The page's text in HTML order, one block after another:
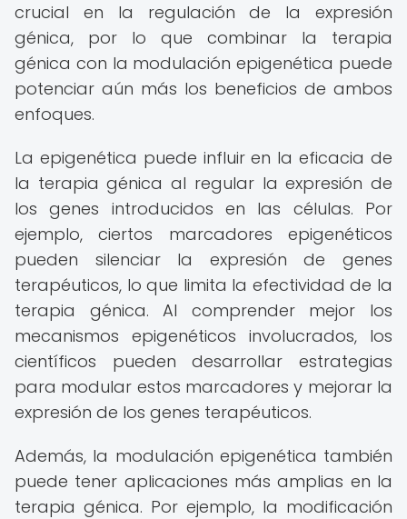
crucial en la regulación de la expresión
génica, por lo que combinar la terapia
génica con la modulación epigenética puede
potenciar aún más los beneficios de ambos
enfoques.
La epigenética puede influir en la eficacia de
la terapia génica al regular la expresión de
los genes introducidos en las células. Por
ejemplo, ciertos marcadores epigenéticos
pueden silenciar la expresión de genes
terapéuticos, lo que limita la efectividad de la
terapia génica. Al comprender mejor los
mecanismos epigenéticos involucrados, los
científicos pueden desarrollar estrategias
para modular estos marcadores y mejorar la
expresión de los genes terapéuticos.
Además, la modulación epigenética también
puede tener aplicaciones más amplias en la
terapia génica. Por ejemplo, la modificación